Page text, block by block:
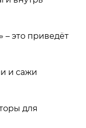
– это приведёт
и сажи
для